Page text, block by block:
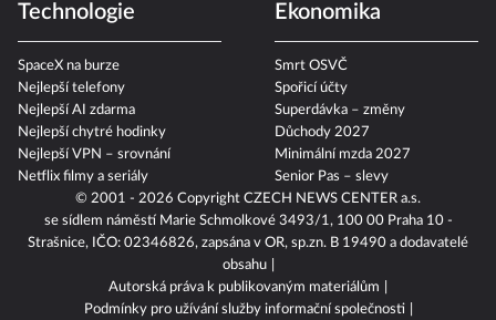
Technologie
SpaceX na burze
Nejlepší telefony
Nejlepší AI zdarma
Nejlepší chytré hodinky
Nejlepší VPN – srovnání
Netflix filmy a seriály
Ekonomika
Smrt OSVČ
Spořicí účty
Superdávka – změny
Důchody 2027
Minimální mzda 2027
Senior Pas – slevy
© 2001 - 2026 Copyright CZECH NEWS CENTER a.s.
se sídlem náměstí Marie Schmolkové 3493/1, 100 00 Praha 10 -
Strašnice, IČO: 02346826, zapsána v OR, sp.zn. B 19490 a dodavatelé
obsahu
Autorská práva k publikovaným materiálům
Podmínky pro užívání služby informační společnosti